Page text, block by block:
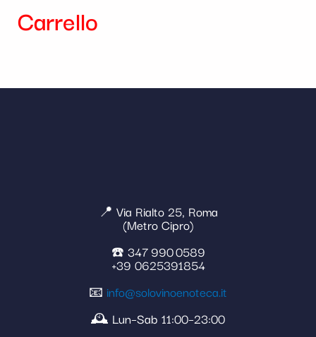
Carrello
📍 Via Rialto 25, Roma
(Metro Cipro)
☎️ 347 990 0589
+39 0625391854
📧 info@solovinoenoteca.it
🕰️ Lun–Sab 11:00–23:00